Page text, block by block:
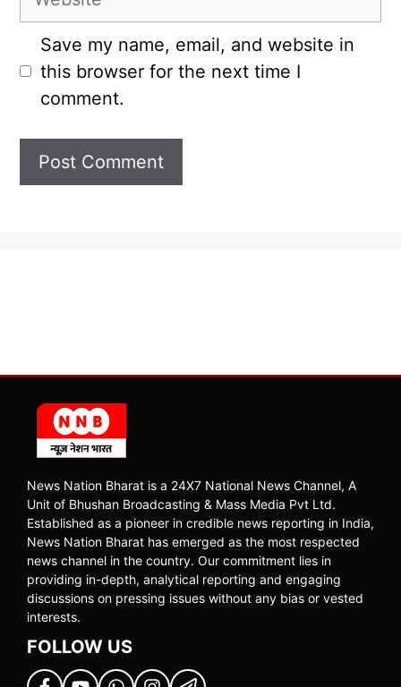
Save my name, email, and website in
this browser for the next time I
comment.
News Nation Bharat is a 24X7 National News Channel, A
Unit of Bhushan Broadcasting & Mass Media Pvt Ltd.
Established as a pioneer in credible news reporting in India,
News Nation Bharat has emerged as the most respected
news channel in the country. Our commitment lies in
providing in-depth, analytical reporting and engaging
discussions on pressing issues without any bias or vested
interests.
FOLLOW US